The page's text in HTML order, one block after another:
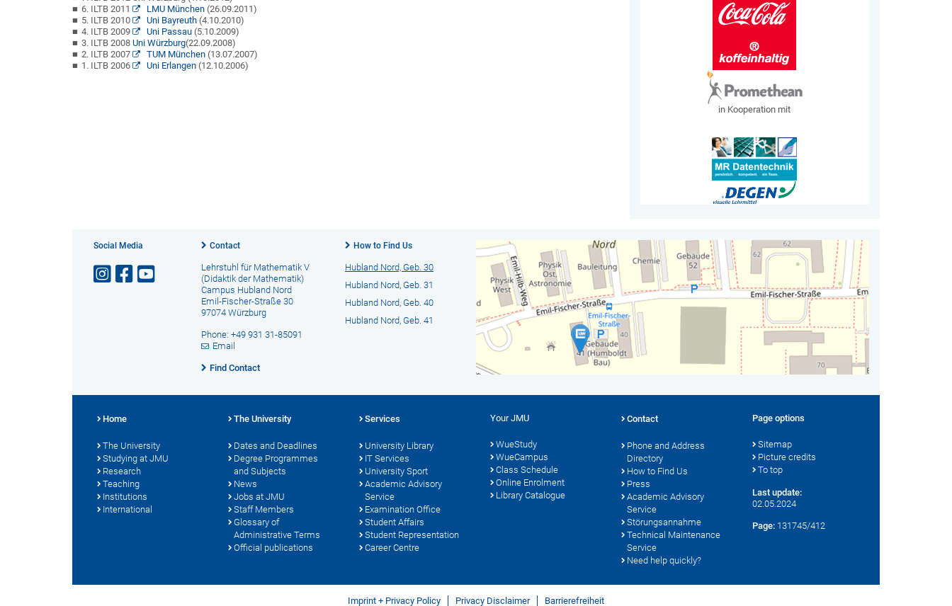
6. ILTB 2011
LMU München(26.09.2011)
5. ILTB 2010
Uni Bayreuth(4.10.2010)
4. ILTB 2009
Uni Passau(5.10.2009)
3. ILTB 2008 Uni Würzburg(22.09.2008)
2. ILTB 2007
TUM München(13.07.2007)
1. ILTB 2006
Uni Erlangen(12.10.2006)
in Kooperation mit
Social Media Contact
Lehrstuhl für Mathematik V
(Didaktik der Mathematik)
Campus Hubland Nord
Emil-Fischer-Straße 30
97074 Würzburg
Phone: +49 931 31-85091
Email
Find Contact
How to Find Us
Hubland Nord, Geb. 30
Hubland Nord, Geb. 31
Hubland Nord, Geb. 40
Hubland Nord, Geb. 41
Home
The University
Studying at JMU
Research
Teaching
Institutions
International
The University
Dates and Deadlines
Degree Programmes
and Subjects
News
Jobs at JMU
Staff Members
Glossary of
Administrative Terms
Official publications
Services
University Library
IT Services
University Sport
Academic Advisory
Service
Examination Office
Student Affairs
Student Representation
Career Centre
Your JMU
WueStudy
WueCampus
Class Schedule
Online Enrolment
Library Catalogue
Contact
Phone and Address
Directory
How to Find Us
Press
Academic Advisory
Service
Störungsannahme
Technical Maintenance
Service
Need help quickly?
Page options
Sitemap
Picture credits
To top
Last update:
02.05.2024
Page: 131745/412
Imprint + Privacy Policy Privacy Disclaimer Barrierefreiheit